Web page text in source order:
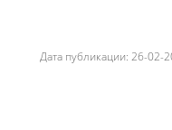
Дата публикации: 26-